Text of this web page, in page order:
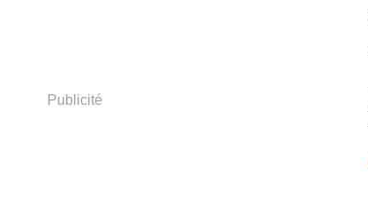
Publicité